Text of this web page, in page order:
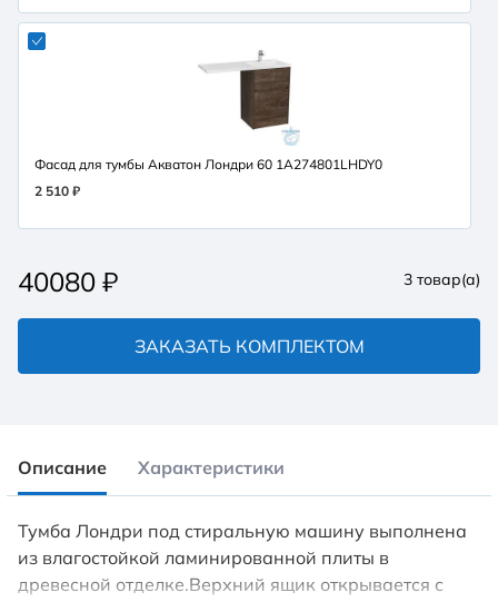
Фасад для тумбы Акватон Лондри 60 1A274801LHDY0
2 510 ₽
ЗАКАЗАТЬ КОМПЛЕКТОМ
3 товар(а)
40080 ₽
Описание Характеристики
Тумба Лондри под стиральную машину выполнена
из влагостойкой ламинированной плиты в
древесной отделке.Верхний ящик открывается с